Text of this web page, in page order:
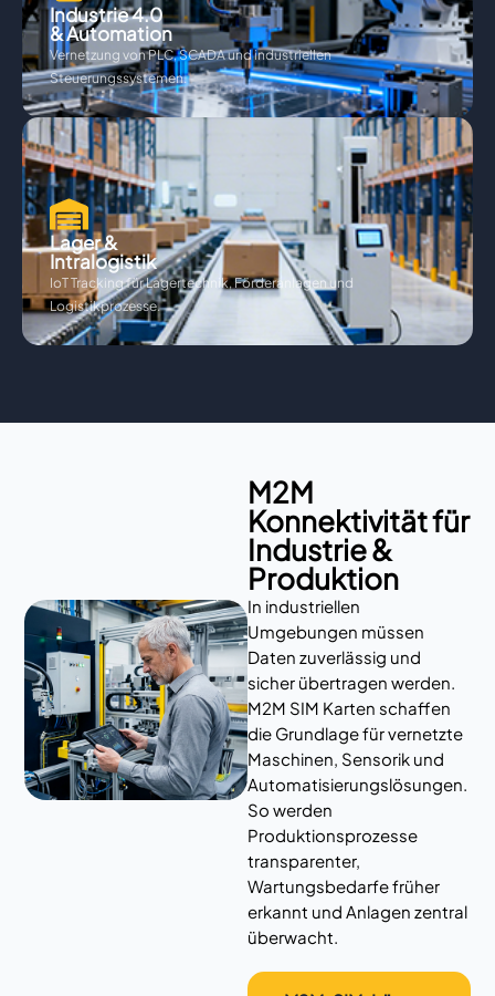
Industrie 4.0
& Automation
Vernetzung von PLC, SCADA und industriellen
Steuerungssystemen.
Lager &
Intralogistik
IoT Tracking für Lagertechnik, Förderanlagen und
Logistikprozesse.
M2M
Konnektivität für
Industrie &
Produktion
In industriellen
Umgebungen müssen
Daten zuverlässig und
sicher übertragen werden.
M2M SIM Karten schaffen
die Grundlage für vernetzte
Maschinen, Sensorik und
Automatisierungslösungen.
So werden
Produktionsprozesse
transparenter,
Wartungsbedarfe früher
erkannt und Anlagen zentral
überwacht.